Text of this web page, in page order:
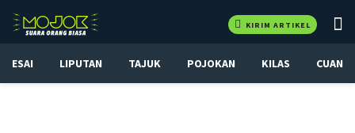
KIRIM ARTIKEL
ESAI LIPUTAN TAJUK POJOKAN KILAS CUAN